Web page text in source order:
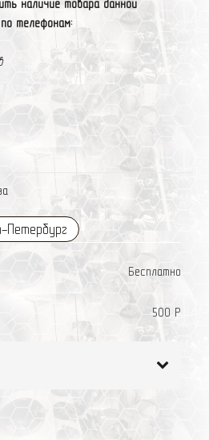
наличие товара данной
телефонам:
Петербург
Бесплатно
500 Р